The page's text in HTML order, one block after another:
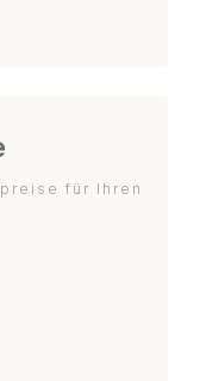
für Ihren